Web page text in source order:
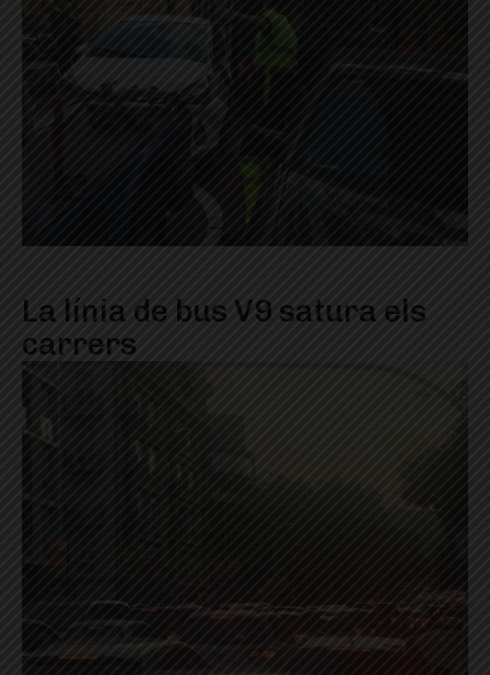
La línia de bus V9 satura els
carrers